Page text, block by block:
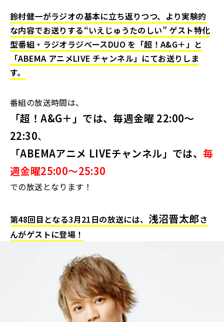
鈴村健一がラジオの基本に立ち返りつつ、より実験的
な内容でお送りする“いえじゅうたのしい” ゲスト特化
型番組・ラジオラジベースDUO を「超！A&G＋」と
「ABEMA アニメLIVE チャンネル」にてお送りしま
す。
番組の放送時間は、
「超！A&G＋」では、毎週金曜 22:00～
22:30、
「ABEMAアニメ LIVEチャンネル」では、毎
週金曜25:00～25:30
での放送となります！
第48回目となる3月21日の放送には、 浅沼晋太郎さ
んがゲストに登場！